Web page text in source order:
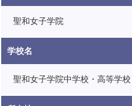
聖和女子学院
学校名
聖和女子学院中学校・高等学校